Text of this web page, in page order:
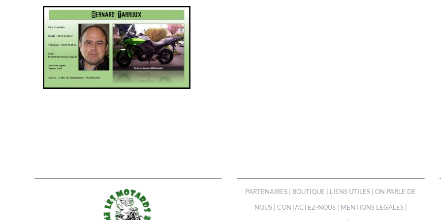
PARTENAIRES BOUTIQUE LIENS UTILES |ON PARLE DE
NOUS| CONTACTEZ-NOUS| MENTIONS LÉGALES|